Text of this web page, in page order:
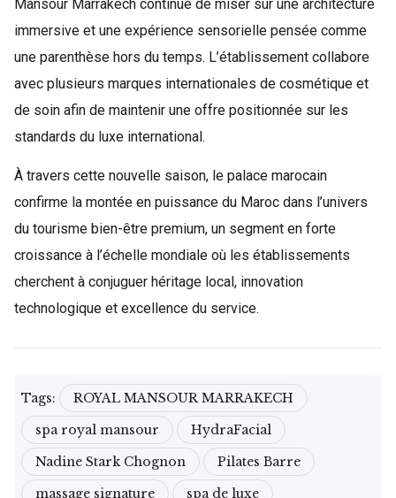
Mansour Marrakech continue de miser sur une architecture
immersive et une expérience sensorielle pensée comme
une parenthèse hors du temps. L’établissement collabore
avec plusieurs marques internationales de cosmétique et
de soin afin de maintenir une offre positionnée sur les
standards du luxe international.
À travers cette nouvelle saison, le palace marocain
confirme la montée en puissance du Maroc dans l’univers
du tourisme bien-être premium, un segment en forte
croissance à l’échelle mondiale où les établissements
cherchent à conjuguer héritage local, innovation
technologique et excellence du service.
Tags:
ROYAL MANSOUR MARRAKECH
spa royal mansour
HydraFacial
Nadine Stark Chognon
Pilates Barre
massage signature
spa de luxe